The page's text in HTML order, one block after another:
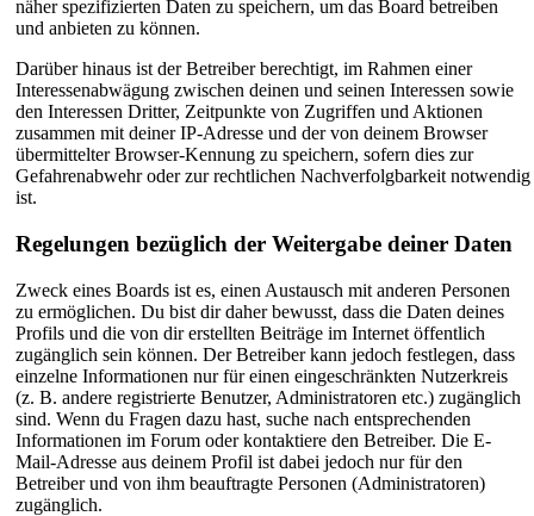
näher spezifizierten Daten zu speichern, um das Board betreiben
und anbieten zu können.
Darüber hinaus ist der Betreiber berechtigt, im Rahmen einer
Interessenabwägung zwischen deinen und seinen Interessen sowie
den Interessen Dritter, Zeitpunkte von Zugriffen und Aktionen
zusammen mit deiner IP-Adresse und der von deinem Browser
übermittelter Browser-Kennung zu speichern, sofern dies zur
Gefahrenabwehr oder zur rechtlichen Nachverfolgbarkeit notwendig
ist.
Regelungen bezüglich der Weitergabe deiner Daten
Zweck eines Boards ist es, einen Austausch mit anderen Personen
zu ermöglichen. Du bist dir daher bewusst, dass die Daten deines
Profils und die von dir erstellten Beiträge im Internet öffentlich
zugänglich sein können. Der Betreiber kann jedoch festlegen, dass
einzelne Informationen nur für einen eingeschränkten Nutzerkreis
(z. B. andere registrierte Benutzer, Administratoren etc.) zugänglich
sind. Wenn du Fragen dazu hast, suche nach entsprechenden
Informationen im Forum oder kontaktiere den Betreiber. Die E-
Mail-Adresse aus deinem Profil ist dabei jedoch nur für den
Betreiber und von ihm beauftragte Personen (Administratoren)
zugänglich.